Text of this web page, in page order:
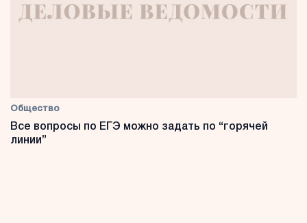
Общество
Все вопросы по ЕГЭ можно задать по “горячей
линии”